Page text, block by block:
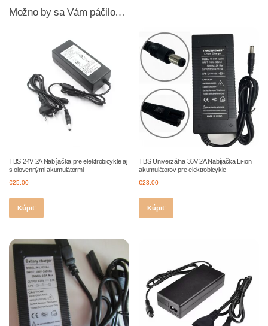
Možno by sa Vám páčilo…
TBS 24V 2A Nabíjačka pre elektrobicykle aj
s olovennými akumulátormi
€25.00
Kúpiť
TBS Univerzálna 36V 2A Nabíjačka Li-ion
akumulátorov pre elektrobicykle
€23.00
Kúpiť